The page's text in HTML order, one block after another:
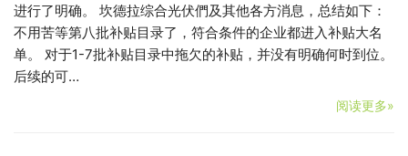
进行了明确。 坎德拉综合光伏們及其他各方消息，总结如下：
不用苦等第八批补贴目录了，符合条件的企业都进入补贴大名
单。 对于1-7批补贴目录中拖欠的补贴，并没有明确何时到位。
后续的可…
阅读更多»